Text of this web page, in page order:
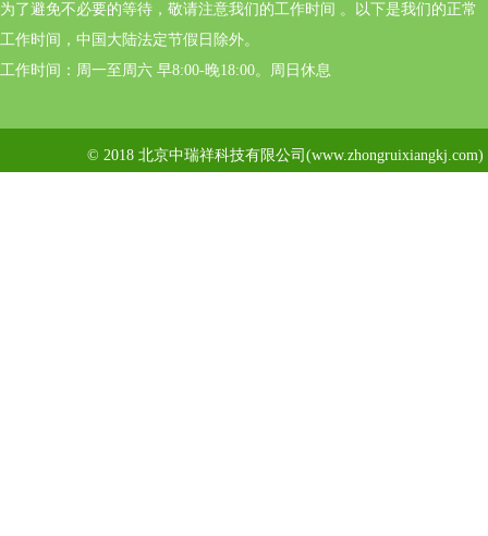
为了避免不必要的等待，敬请注意我们的工作时间 。以下是我们的正常
工作时间，中国大陆法定节假日除外。
工作时间：周一至周六 早8:00-晚18:00。周日休息
© 2018 北京中瑞祥科技有限公司